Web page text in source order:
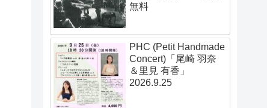
無料
PHC (Petit Handmade
Concert)「尾崎 羽奈
＆里見 有香」
2026.9.25